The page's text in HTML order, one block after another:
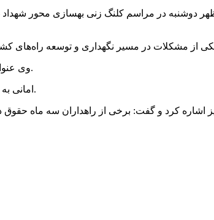
دوشنبه در مراسم کلنگ زنی بهسازی محور
وی عنوان کرد: شرایط فعلی سخت است و از نماینده‌های مجلس می‌خواهیم مانند گذشته ما را همکاری و کمک کنند.
امانی به هزینه‌های بالای نگهداری راه‌های کشور اشاره کرد و افزود: هنوز اعتبار لازم برای تأمین قیر ابلاغ نشده است.